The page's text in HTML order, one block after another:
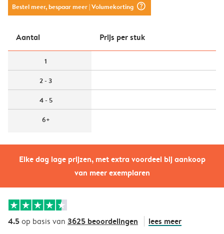
Elke dag lage prijzen, met extra voordeel bij aankoop
van meer exemplaren
Bestel meer, bespaar meer| Volumekorting question_mark_circle
Aantal Prijs per stuk
1
2 - 3
4 - 5
6+
4.5op basis van 3625 beoordelingen lees meer